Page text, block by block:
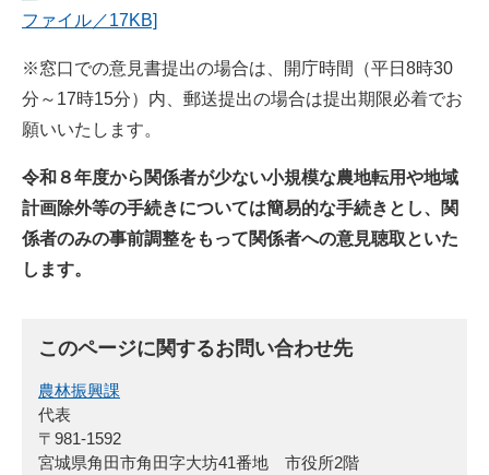
ファイル／17KB]
※窓口での意見書提出の場合は、開庁時間（平日8時30
分～17時15分）内、郵送提出の場合は提出期限必着でお
願いいたします。
令和８年度から関係者が少ない小規模な農地転用や地域
計画除外等の手続きについては簡易的な手続きとし、関
係者のみの事前調整をもって関係者への意見聴取といた
します。
このページに関するお問い合わせ先
農林振興課
代表
〒981-1592
宮城県角田市角田字大坊41番地 市役所2階